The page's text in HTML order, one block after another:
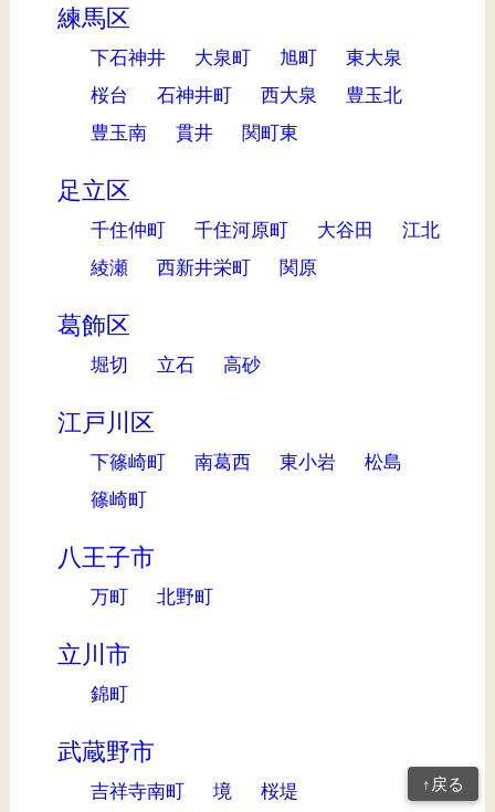
練馬区
下石神井 大泉町 旭町
東大泉
桜台
石神井町 西大泉
豊玉北
豊玉南
貫井 関町東
足立区
千住仲町 千住河原町 大谷田
江北
綾瀬
西新井栄町 関原
葛飾区
堀切 立石 高砂
江戸川区
下篠崎町 南葛西 東小岩
松島
篠崎町
八王子市
万町 北野町
立川市
錦町
武蔵野市
吉祥寺南町 境 桜堤 ↑戻る